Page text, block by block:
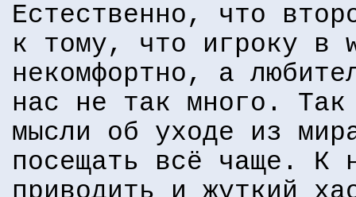
Естественно, что
к тому, что игроку в
некомфортно, а
нас не так много.
мысли об уходе из
посещать всё чаще. К